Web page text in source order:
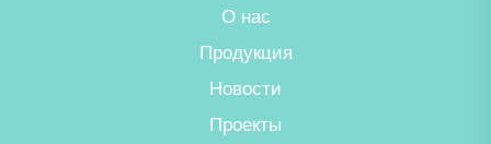
О нас
Продукция
Новости
Проекты